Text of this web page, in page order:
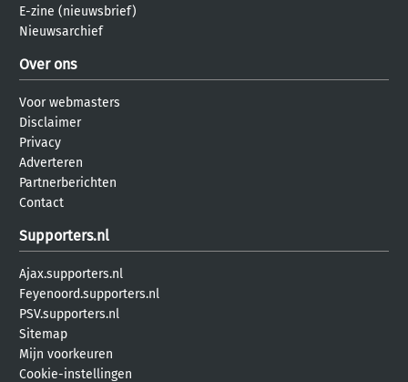
E-zine (nieuwsbrief)
Nieuwsarchief
Over ons
Voor webmasters
Disclaimer
Privacy
Adverteren
Partnerberichten
Contact
Supporters.nl
Ajax.supporters.nl
Feyenoord.supporters.nl
PSV.supporters.nl
Sitemap
Mijn voorkeuren
Cookie-instellingen